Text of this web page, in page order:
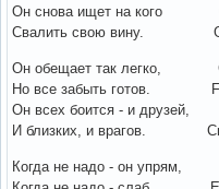
Он снова ищет на кого
Свалить свою вину.
Он обещает так легко,
Но все забыть готов. F
Он всех боится - и друзей,
И близких, и врагов.
Когда не надо - он упрям,